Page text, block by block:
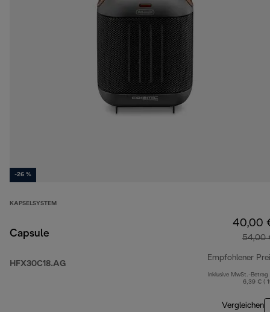
-26 %
KAPSELSYSTEM
Capsule
HFX30C18.AG
40,00
54,00
Empfohlener
Inklusive MwSt.-Betrag
6,39 € (
Vergleichen